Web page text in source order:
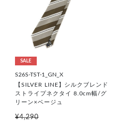
SALE
S26S-TST-1_GN_X
【SILVER LINE】シルクブレンド
ストライプネクタイ 8.0cm幅/グ
リーン×ベージュ
¥4,290